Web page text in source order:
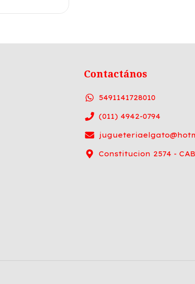
Contactános
5491141728010
(011) 4942-0794
Constitucion 2574 -